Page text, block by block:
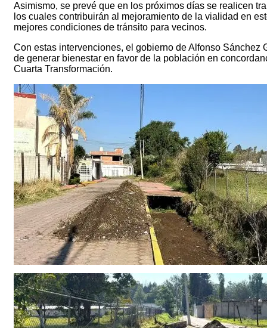
Asimismo, se prevé que en los próximos días se realicen
los cuales contribuirán al mejoramiento de la vialidad en
mejores condiciones de tránsito para vecinos.
Con estas intervenciones, el gobierno de Alfonso Sánchez
de generar bienestar en favor de la población en
Cuarta Transformación.